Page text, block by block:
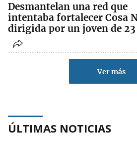
Desmantelan una red que
intentaba fortalecer Cosa
dirigida por un joven de 23
Ver más
ÚLTIMAS NOTICIAS